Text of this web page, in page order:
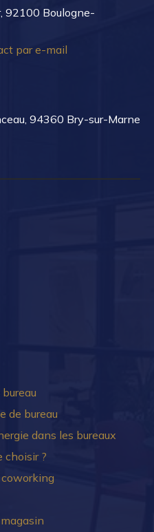
92100 Boulogne-
par e-mail
94360 Bry-sur-Marne
de bureau
dans les bureaux
choisir ?